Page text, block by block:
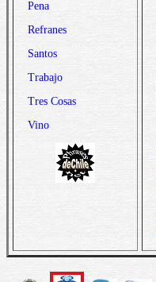
Pena
Refranes
Santos
Trabajo
Tres Cosas
Vino